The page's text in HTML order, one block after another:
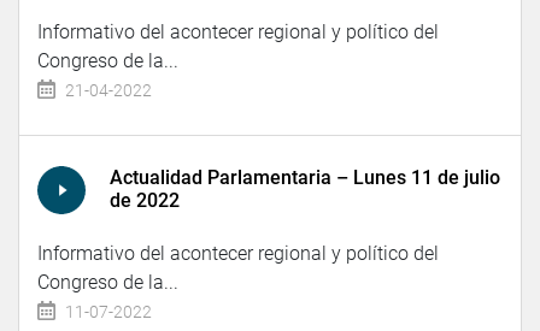
Informativo del acontecer regional y político del
Congreso de la...
21-04-2022
Actualidad Parlamentaria – Lunes 11 de julio
de 2022
Informativo del acontecer regional y político del
Congreso de la...
11-07-2022